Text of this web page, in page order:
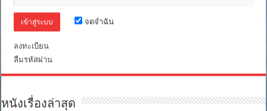
จดจำฉัน
ลงทะเบียน
ลืมรหัสผ่าน
หนังเรื่องล่าสุด